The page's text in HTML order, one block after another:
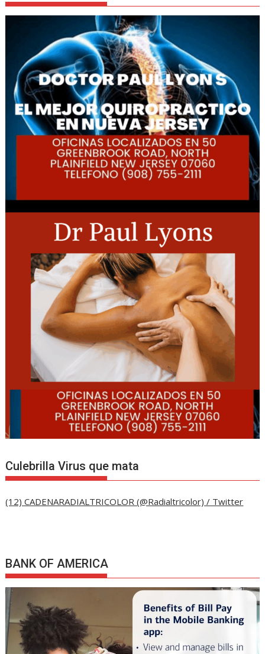
Culebrilla Virus que mata
(12) CADENARADIALTRICOLOR (@Radialtricolor) / Twitter
BANK OF AMERICA